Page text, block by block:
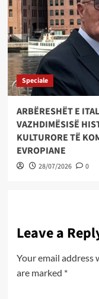
Speciale
ARBËRESHËT E
VAZHDIMËSISË
KULTURORE TË
EVROPIANE
28/07/2026 0
Leave a
Your email address
are marked *